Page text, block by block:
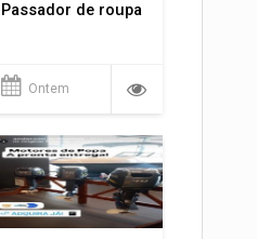
Passador de roupa
Ontem